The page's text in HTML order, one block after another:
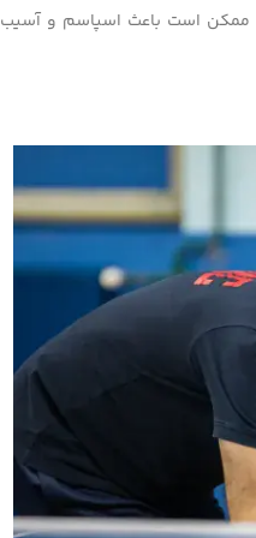
ممکن است باعث اسپاسم و آسیب